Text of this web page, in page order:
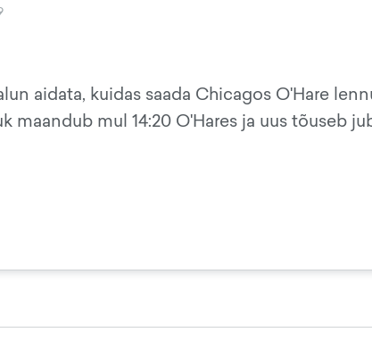
aidata, kuidas saada Chicagos O'Hare
maandub mul 14:20 O'Hares ja uus tõuseb